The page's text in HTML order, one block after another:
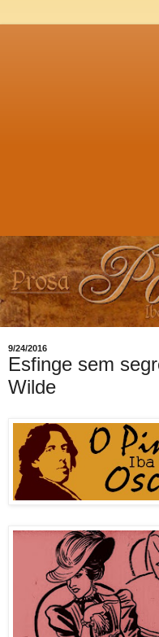
9/24/2016
Esfinge sem
Wilde